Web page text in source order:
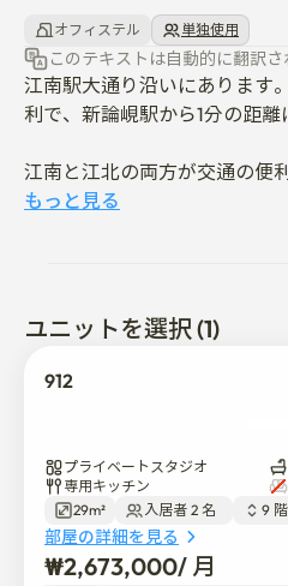
オフィステル 単独使用
このテキストは自動的に翻訳さ
江南駅大通り沿いにあります
利で、新論峴駅から1分の距離
江南と江北の両方が交通の便
どころが多く、教保文庫が隣
もっと見る
ユニットを選択 (1)
912
プライベートスタジオ
専用キッチン
29m²
入居者 2 名 9 階
部屋の詳細を見る
₩2,673,000/ 月